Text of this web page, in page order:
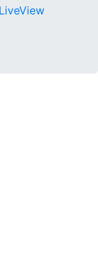
LiveView